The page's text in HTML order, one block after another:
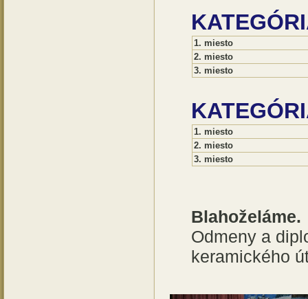
1. miesto
2. miesto
3. miesto
1. miesto
2. miesto
3. miesto
Blahoželáme.
Odmeny a
keramického